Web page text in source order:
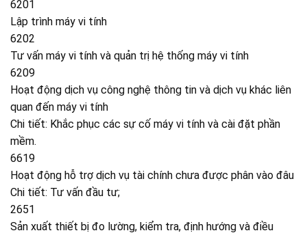
6201
Lập trình máy vi tính
6202
Tư vấn máy vi tính và quản trị hệ thống máy vi tính
6209
Hoạt động dịch vụ công nghệ thông tin và dịch vụ khác liên
quan đến máy vi tính
Chi tiết: Khắc phục các sự cố máy vi tính và cài đặt phần
mềm.
6619
Hoạt động hỗ trợ dịch vụ tài chính chưa được phân vào đâu
Chi tiết: Tư vấn đầu tư;
2651
Sản xuất thiết bị đo lường, kiểm tra, định hướng và điều